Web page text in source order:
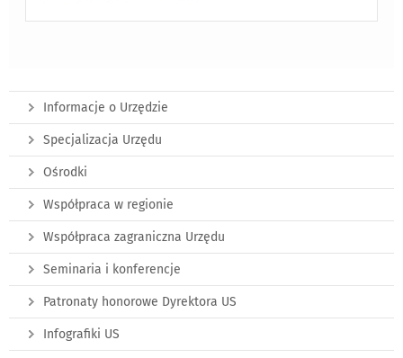
Informacje o Urzędzie
Specjalizacja Urzędu
Ośrodki
Współpraca w regionie
Współpraca zagraniczna Urzędu
Seminaria i konferencje
Patronaty honorowe Dyrektora US
Infografiki US